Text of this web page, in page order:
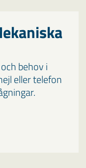
behov i
eller telefon